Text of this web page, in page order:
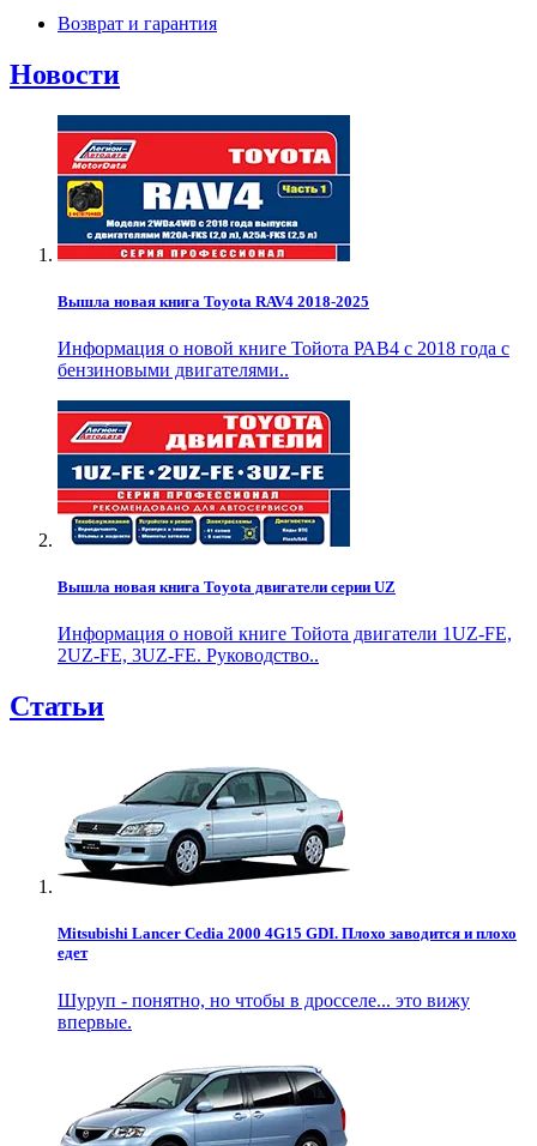
Возврат и гарантия
Новости
Вышла новая книга Toyota RAV4 2018-2025
Информация о новой книге Тойота РАВ4 с 2018 года с
бензиновыми двигателями..
Вышла новая книга Toyota двигатели серии UZ
Информация о новой книге Тойота двигатели 1UZ-FE,
2UZ-FE, 3UZ-FE. Руководство..
Статьи
Mitsubishi Lancer Cedia 2000 4G15 GDI. Плохо заводится и плохо
едет
Шуруп - понятно, но чтобы в дросселе... это вижу
впервые.